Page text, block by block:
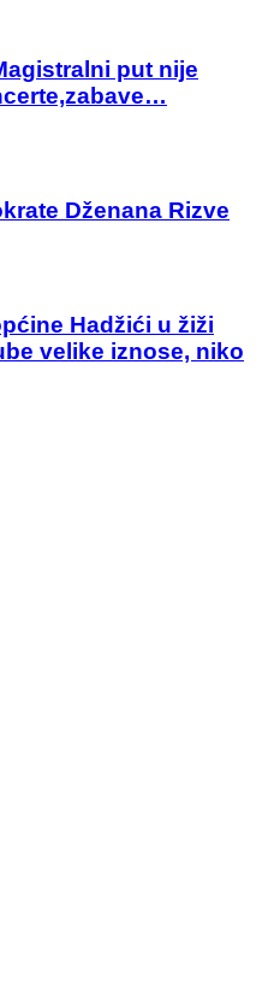
put nije
Dženana Rizve
Hadžići u žiži
velike iznose, niko